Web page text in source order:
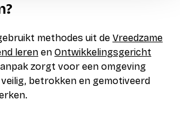
methodes uit de Vreedzame
leren en Ontwikkelingsgericht
zorgt voor een omgeving
betrokken en gemotiveerd